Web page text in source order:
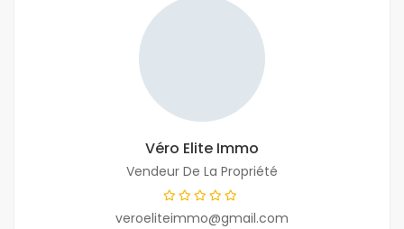
Véro Elite Immo
Vendeur De La Propriété
veroeliteimmo@gmail.com